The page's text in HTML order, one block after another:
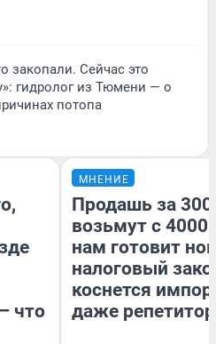
закопали. Сейчас это
гидролог из Тюмени — о
потопа
что
МНЕНИЕ
Продашь за
возьмут с
нам готовит
налоговый
коснется
даже